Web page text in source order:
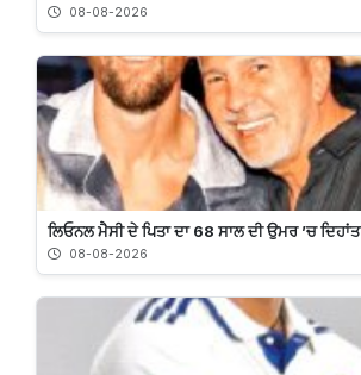
08-08-2026
ਲਿਓਨਲ ਮੈਸੀ ਦੇ ਪਿਤਾ ਦਾ 68 ਸਾਲ ਦੀ ਉਮਰ ’ਚ ਦਿਹਾਂਤ
08-08-2026